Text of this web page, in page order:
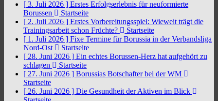
[ 3. Juli 2026 ] Erstes Erfolgserlebnis für neuformierte
Borussen
Startseite
[ 2. Juli 2026 ] Erstes Vorbereitungsspiel: Wieweit trägt die
Trainingsarbeit schon Früchte?
Startseite
[ 1. Juli 2026 ] Fixe Termine für Borussia in der Verbandsliga
Nord-Ost
Startseite
[ 28. Juni 2026 ] Ein echtes Borussen-Herz hat aufgehört zu
schlagen
Startseite
[ 27. Juni 2026 ] Borussias Botschafter bei der WM
Startseite
[ 26. Juni 2026 ] Die Gesundheit der Aktiven im Blick